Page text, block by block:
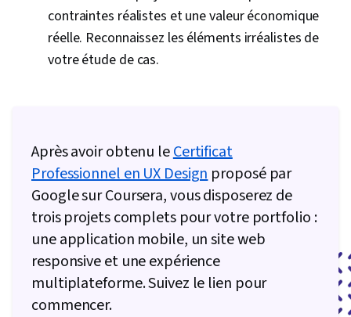
contraintes réalistes et une valeur économique
réelle. Reconnaissez les éléments irréalistes de
votre étude de cas.
Après avoir obtenu leCertificat
Professionnel en UX Designproposé par
Google sur Coursera, vous disposerez de
trois projets complets pour votre portfolio :
une application mobile, un site web
responsive et une expérience
multiplateforme. Suivez le lien pour
commencer.